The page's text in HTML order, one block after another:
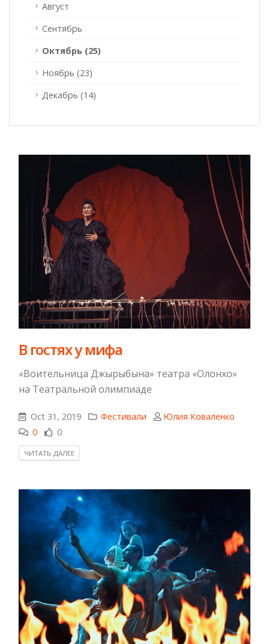
Август
Сентябрь
Октябрь (25)
Ноябрь (23)
Декабрь (14)
​В гостях у мифа
«Воительница Джырыбына» театра «Олонхо»
на Театральной олимпиаде
Oct 31, 2019 Фестивали
Юлия Коваленко
0
0
ЧИТАТЬ ДАЛЕЕ